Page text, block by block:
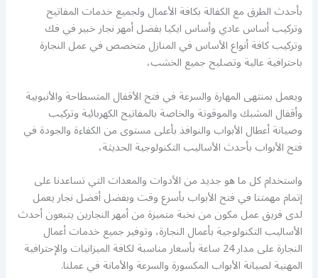
بأحدث الطرق مع الكفالة بكافة الأعمال ولجميع خدمات المفاتيح
وتركيب أساس عادي وأساس ايكيا بفضل أمهر نجار خبير في فك
وتركيب كافة أنواع الأساس في المنازل متخصص في عمل النجارة
باحترافية عالية وتصليح جميع الخشب،
ويعمل بمنتهى المهارة والسرعة في فتح الأقفال المتسطاحة والأنبوبية
وأقفال المشبك والموقوتة والخاصة بالمفاتيح الكهربائية وتركيب
وصيانة أعطال الأبواب والنوافذ بأعلى مستوى من الكفاءة والجودة في
فتح الأبواب بأحدث الأساليب التكنولوجية الحديثة،
واستخدام كل ما هو جديد من الأدوات والمعدات التي تساعدنا على
إتمام مهمتنا في فتح الأبواب بأسرع وقت وبفضل أفضل نجار يعمل
لدى فريق عمل مكون من نخبة متميزة من أمهر النجارين يتبعون أحدث
الأساليب التكنولوجية بأعمال النجارة، وتوفير جميع خدمات أعمال
النجارة على مدار 24 ساعة بأسعار مناسبة لكافة الميزانيات والإحترافية
المهنية لصيانة الأبواب المكسورة والسرعة والأمانة في عملنا.